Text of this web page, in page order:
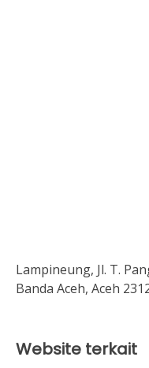
Lampineung, Jl. T.
Banda Aceh, Aceh
Website terkait